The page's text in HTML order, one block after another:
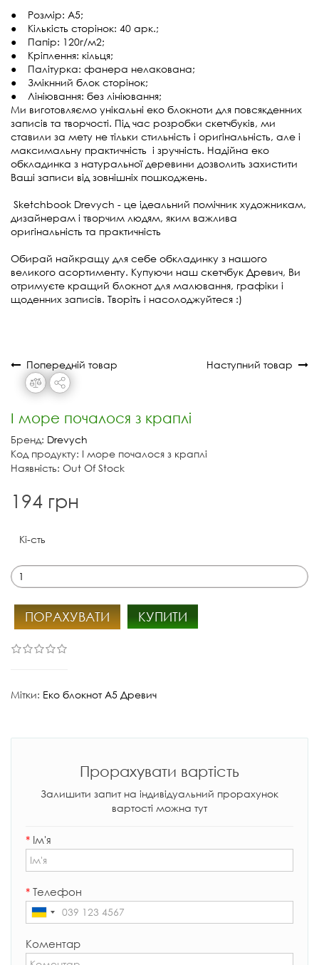
● Розмір: А5;
● Кількість сторінок: 40 арк.;
● Папір: 120г/м2;
● Кріплення: кільця;
● Палітурка: фанера нелакована;
● Змікнний блок сторінок;
● Лініювання: без лініювання;
Ми виготовляємо унікальні еко блокноти для повсякденних
записів та творчості. Під час розробки скетчбуків, ми
ставили за мету не тільки стильність і оригінальність, але і
максимальну практичність і зручність. Надійна еко
обкладинка з натуральної деревини дозволить захистити
Ваші записи від зовнішніх пошкоджень.
Sketchbook Drevych - це ідеальний помічник художникам,
дизайнерам і творчим людям, яким важлива
оригінальність та практичність
Обирай найкращу для себе обкладинку з нашого
великого асортименту. Купуючи наш скетчбук Древич, Ви
отримуєте кращий блокнот для малювання, графіки і
щоденних записів. Творіть і насолоджуйтеся :)
Попередній товар Наступний товар
І море почалося з краплі
Бренд: Drevych
Код продукту: І море почалося з краплі
Наявність: Out Of Stock
194 грн
Кі-сть
ПОРАХУВАТИ КУПИТИ
Мітки: Еко блокнот А5 Древич
Прорахувати вартість
Залишити запит на індивідуальний прорахунок
вартості можна тут
* Ім'я
* Телефон
Коментар